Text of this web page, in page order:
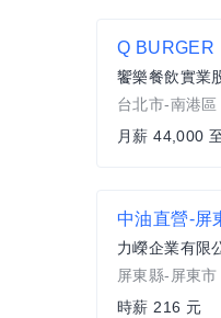
饗樂餐飲實業
台北市-南港區
月薪 44,000
中油直營-屏
力嶸企業有限
屏東縣-屏東市
時薪 216 元